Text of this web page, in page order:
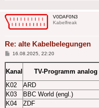
V0DAF0N3
Kabelfreak
Re: alte Kabelbelegungen
Beitrag
16.08.2025, 22:20
Kanal TV-Programm analog
K02
ARD
K03
BBC World (engl.)
K04
ZDF